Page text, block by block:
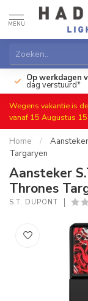
MENU
Op werkdagen
dag verstuurd*
Wegens vakantie is
vanaf 15 Augustus
Home /
Targaryen
Aansteker
Thrones
S.T. DUPONT